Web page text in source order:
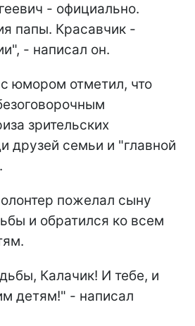
- официально.
папы. Красавчик -
- написал он.
юмором отметил, что
зрительских
друзей семьи и "главной
пожелал сыну
и обратился ко всем
Калачик! И тебе, и
детям!" - написал